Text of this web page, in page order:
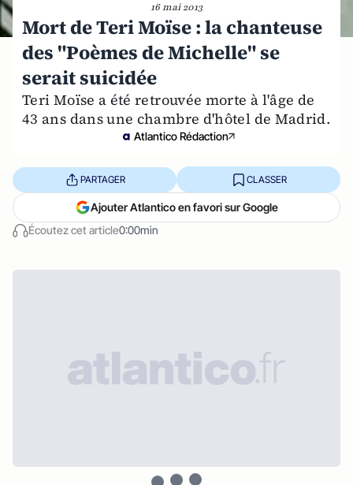
16 mai 2013
Mort de Teri Moïse : la chanteuse
des "Poèmes de Michelle" se
serait suicidée
Teri Moïse a été retrouvée morte à l'âge de
43 ans dans une chambre d'hôtel de Madrid.
Atlantico Rédaction
Écoutez cet article0:00min
PARTAGER CLASSER
Ajouter Atlantico en favori sur Google